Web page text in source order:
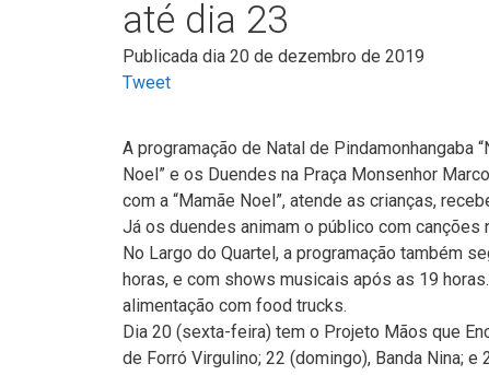
até dia 23
Publicada dia 20 de dezembro de 2019
Tweet
A programação de Natal de Pindamonhangaba
Noel” e os Duendes na Praça Monsenhor
com a “Mamãe Noel”, atende as crianças,
Já os duendes animam o público com canções
No Largo do Quartel, a programação também
horas, e com shows musicais após as 19
alimentação com food trucks.
Dia 20 (sexta-feira) tem o Projeto Mãos que
de Forró Virgulino; 22 (domingo), Banda Nina;